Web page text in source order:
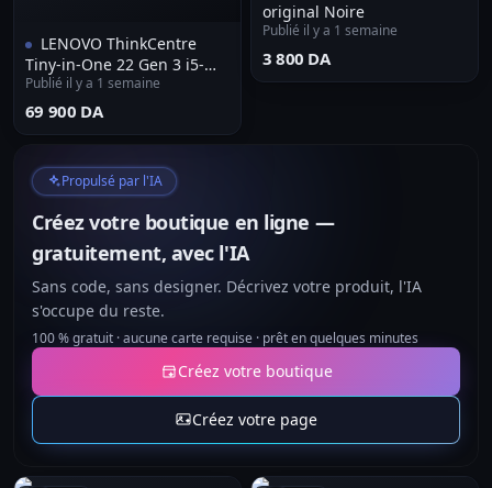
LENOVO ThinkCentre
Tiny-in-One 22 Gen 3 i5-
7400T RAM 8GB SSD 256GB
ECRAN 22 POUCE
Publié il y a 1 semaine
⁦69 900 DA⁩
original Noire
Publié il y a 1 semaine
⁦3 800 DA⁩
Propulsé par l'IA
Créez votre boutique en ligne —
gratuitement, avec l'IA
Sans code, sans designer. Décrivez votre produit, l'IA
s'occupe du reste.
100 % gratuit · aucune carte requise · prêt en quelques minutes
Créez votre boutique
Créez votre page